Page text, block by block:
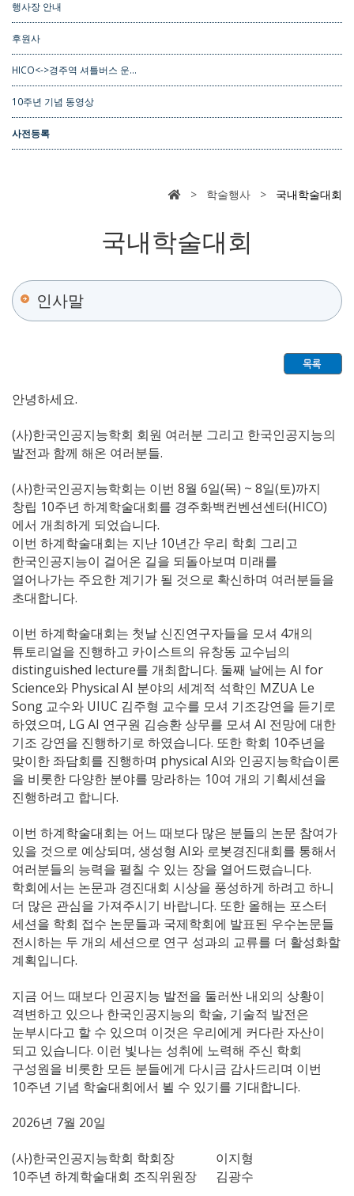
행사장 안내
후원사
HICO<->경주역 셔틀버스 운…
10주년 기념 동영상
사전등록
> 학술행사 > 국내학술대회
국내학술대회
인사말
안녕하세요.
(사)한국인공지능학회 회원 여러분 그리고 한국인공지능의
발전과 함께 해온 여러분들.
(사)한국인공지능학회는 이번 8월 6일(목) ~ 8일(토)까지
창립 10주년 하계학술대회를 경주화백컨벤션센터(HICO)
에서 개최하게 되었습니다.
이번 하계학술대회는 지난 10년간 우리 학회 그리고
한국인공지능이 걸어온 길을 되돌아보며 미래를
열어나가는 주요한 계기가 될 것으로 확신하며 여러분들을
초대합니다.
이번 하계학술대회는 첫날 신진연구자들을 모셔 4개의
튜토리얼을 진행하고 카이스트의 유창동 교수님의
distinguished lecture를 개최합니다. 둘째 날에는 AI for
Science와 Physical AI 분야의 세계적 석학인 MZUA Le
Song 교수와 UIUC 김주형 교수를 모셔 기조강연을 듣기로
하였으며, LG AI 연구원 김승환 상무를 모셔 AI 전망에 대한
기조 강연을 진행하기로 하였습니다. 또한 학회 10주년을
맞이한 좌담회를 진행하며 physical AI와 인공지능학습이론
을 비롯한 다양한 분야를 망라하는 10여 개의 기획세션을
진행하려고 합니다.
이번 하계학술대회는 어느 때보다 많은 분들의 논문 참여가
있을 것으로 예상되며, 생성형 AI와 로봇경진대회를 통해서
여러분들의 능력을 펼칠 수 있는 장을 열어드렸습니다.
학회에서는 논문과 경진대회 시상을 풍성하게 하려고 하니
더 많은 관심을 가져주시기 바랍니다. 또한 올해는 포스터
세션을 학회 접수 논문들과 국제학회에 발표된 우수논문들
전시하는 두 개의 세션으로 연구 성과의 교류를 더 활성화할
계획입니다.
지금 어느 때보다 인공지능 발전을 둘러싼 내외의 상황이
격변하고 있으나 한국인공지능의 학술, 기술적 발전은
눈부시다고 할 수 있으며 이것은 우리에게 커다란 자산이
되고 있습니다. 이런 빛나는 성취에 노력해 주신 학회
구성원을 비롯한 모든 분들에게 다시금 감사드리며 이번
10주년 기념 학술대회에서 뵐 수 있기를 기대합니다.
2026년 7월 20일
(사)한국인공지능학회 학회장 이지형
10주년 하계학술대회 조직위원장 김광수